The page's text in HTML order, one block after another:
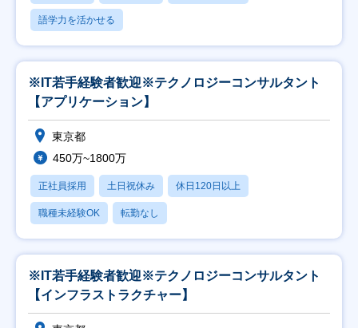
語学力を活かせる
※IT若手経験者歓迎※テクノロジーコンサルタント
【アプリケーション】
東京都
450万~1800万
正社員採用 土日祝休み 休日120日以上
職種未経験OK 転勤なし
※IT若手経験者歓迎※テクノロジーコンサルタント
【インフラストラクチャー】